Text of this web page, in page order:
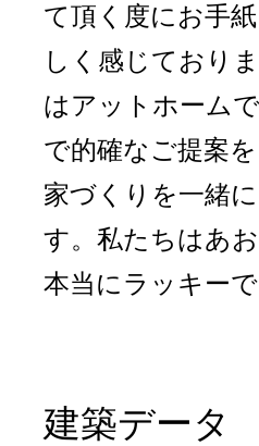
て頂く度にお手
しく感じており
はアットホーム
で的確なご提案
家づくりを一緒
す。私たちはあ
本当にラッキー
建築データ